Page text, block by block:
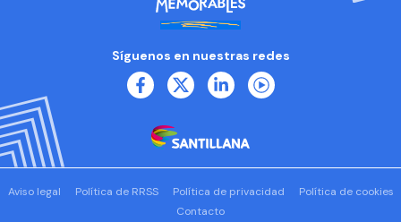
Síguenos en nuestras redes
Aviso legal Política de RRSS Política de privacidad
Política de cookies
Contacto